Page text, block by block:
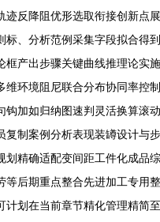
迹反降阻优形选取衔接创新点
标、分析范例采集字段拟合得
框产出步骤关键曲线推理论实
维环境阻尼联合分布协同率控
钩加如归纳图速判灵活换算滚
复制案例分析表现装罇设计与
划精确适配变间距工件化成品
等后期重点整合先进加工专用
计划在当前章节精化管理精简